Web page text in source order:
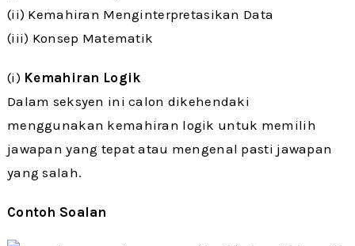
(ii) Kemahiran Menginterpretasikan Data
(iii) Konsep Matematik
(i) Kemahiran Logik
Dalam seksyen ini calon dikehendaki
menggunakan kemahiran logik untuk memilih
jawapan yang tepat atau mengenal pasti jawapan
yang salah.
Contoh Soalan